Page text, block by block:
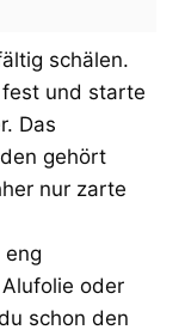
schälen.
und starte
Das
gehört
nur zarte
eng
oder
schon den